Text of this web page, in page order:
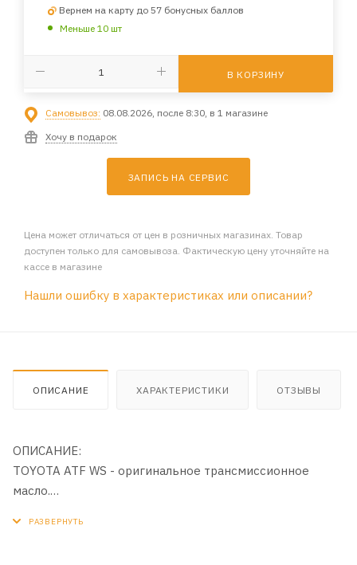
Вернем на карту до 57 бонусных баллов
Меньше 10 шт
В КОРЗИНУ
Самовывоз: 08.08.2026, после 8:30, в 1 магазине
Хочу в подарок
ЗАПИСЬ НА СЕРВИС
Цена может отличаться от цен в розничных магазинах. Товар
доступен только для самовывоза. Фактическую цену уточняйте на
кассе в магазине
Нашли ошибку в характеристиках или описании?
ОПИСАНИЕ ХАРАКТЕРИСТИКИ ОТЗЫВЫ
ОПИСАНИЕ:
TOYOTA ATF WS - оригинальное трансмиссионное
масло.